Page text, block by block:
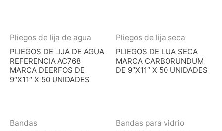
Pliegos de lija de agua
PLIEGOS DE LIJA DE AGUA
REFERENCIA AC768
MARCA DEERFOS DE
9″X11″ X 50 UNIDADES
Pliegos de lija seca
PLIEGOS DE LIJA SECA
MARCA CARBORUNDUM
DE 9″X11″ X 50 UNIDADES
Bandas
Bandas para vidrio